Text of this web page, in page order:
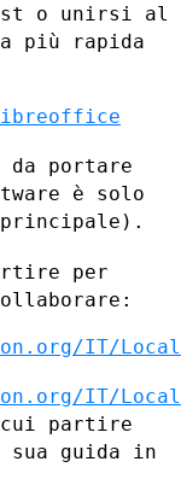
o unirsi al
più rapida
da portare
è solo
per
IT/
IT/
cui partire
sua guida in